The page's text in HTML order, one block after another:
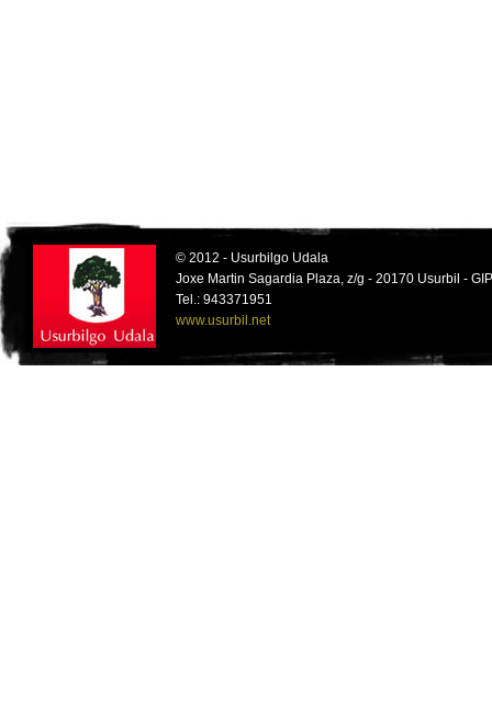
© 2012 - Usurbilgo Udala
Joxe Martin Sagardia Plaza, z/g - 20170 Usurbil -
Tel.: 943371951
www.usurbil.net